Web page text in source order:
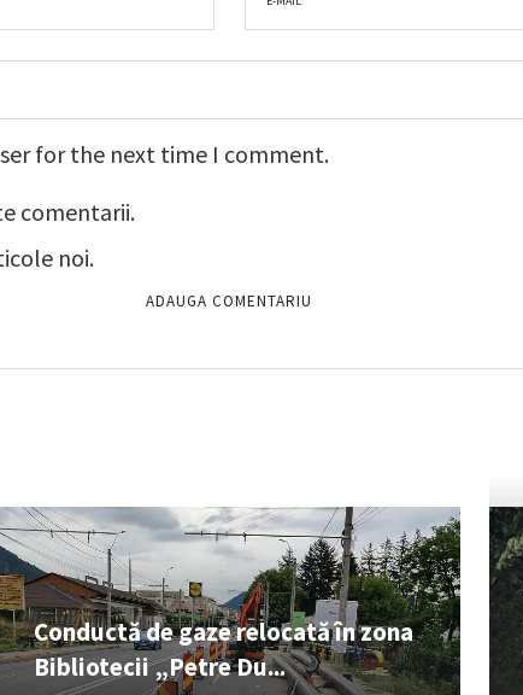
for the next time I comment.
comentarii.
noi.
Conductă de gaze relocată în zona
Bibliotecii „Petre Du...